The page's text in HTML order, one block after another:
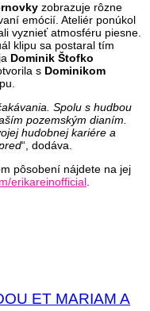
zobrazuje rôzne
emócií. Ateliér ponúkol
vyznieť atmosféru piesne.
klipu sa postaral tím
Dominik Štofko
s Dominikom
Spolu s hudbou
pozemským dianím.
hudobnej kariére a
“, dodáva.
pôsobení nájdete na jej
erikareinofficial
ET MARIAM A